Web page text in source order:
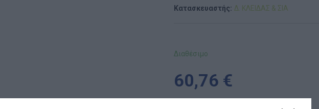
Συνθέσεις Παιδικής Χαράς για ΑμεΑ
'Έντυπα-Βιβλία ΙΕΚ
Κατασκευαστής: Δ. ΚΛΕΙΔΑΣ & ΣΙΑ
Διαθέσιμο
60,76 €